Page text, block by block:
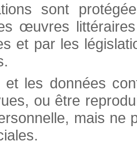
sont
œuvres
et par les
et les données
ou être
mais ne